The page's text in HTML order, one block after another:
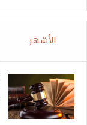
الأشهر